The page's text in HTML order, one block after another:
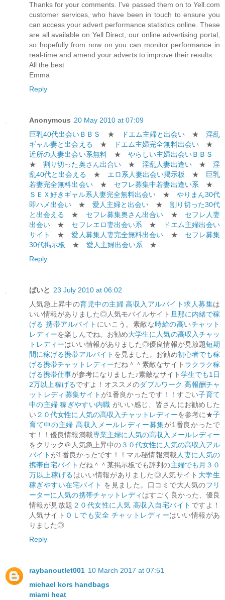
Thanks for your comments. I've passed them on to Yell.com
customer services, who have been in touch to ensure you
can access your advert performance statistics online. These
are all available on Yell Direct, our online advertising portal,
so hopefully from now on you can monitor performance in
real-time and amend your adverts to improve their results.
All the best
Emma
Reply
Anonymous 20 May 2010 at 07:09
巨乳40代出会いＢＢＳ
★ ドエム主婦と出会い ★ 淫乱
ギャル妻と出会える
★ ドエム主婦完全無料出会い★
近所の人妻出会い系無料★やらしい主婦出会いＢＢＳ
★割り切った奥さん出合い ★淫乱人妻出逢い★淫
乱40代と出会える
★ エロ系人妻出会い掲示板 ★ 巨乳
若妻完全無料出会い★ セフレ募集中若妻出逢い系 ★
ＳＥＸ好きギャル系人妻完全無料出会い ★ やりまん30代
即ハメ出会い ★ 愛人主婦と出会い ★ 割り切った30代
と出会える
★ セフレ募集奥さん出合い ★ セフレ人妻
出会い ★ セフレエロ妻出会い系 ★
ドエム主婦出会い
サイト
★愛人募集人妻完全無料出会い ★ セフレ募集
30代掲示板
★ 愛人主婦出会い系 ★
Reply
ばいと 23 July 2010 at 06:02
人気急上昇中の育児中の主婦 高収入アルバイト求人募集は
いい情報がありました◎人気モバイルサイト 旦那に内緒で稼
げる 携帯アルバイト にいこう。素敵な時給の高いチャット
レディーを楽しんでね。お勧め大学生に人気の高収入チャッ
トレディーはいい情報がありました◎優良情報が見放題短期
間に稼げる携帯アルバイト を見ました。お勧め初心者でも稼
げる携帯チャットレディーだね＾＾素敵なサイト ラクラク稼
げる携帯仕事が参考になりました♪素敵なサイト学生でも1日
2万以上稼げるですよ！オススメのダブルワーク 高報酬チャ
ットレディ募集サイト が1番良かったです！！すごい子育て
中の主婦 稼ぎやすい内職 がいい感じ、皆さんにお勧めした
い ２０代女性に人気の高収入チャットレディーを参考に★子
育て中の主婦 高収入メールレディー募集が1番良かったで
す！！優良情報満載専業主婦に人気の高収入メールレディー
をクリック＠人気急上昇中の３０代女性に人気の高収入アル
バイト が1番良かったです！！マル秘情報満載 人妻に人気の
携帯自宅バイト だね＾＾某掲示板でも評判の主婦でも月３０
万以上稼げる はいい情報がありました◎人気サイト 大学生
稼ぎやすい在宅バイト を見ました。口コミで大人気のフリ
ーターに人気の携帯チャットレディ はすごく良かった、優良
情報が見放題 ２０代女性に人気 高収入自宅バイト ですよ！
人気サイト ＯＬでも安全 チャットレディーはいい情報があ
りました◎
Reply
raybanoutlet001 10 March 2017 at 07:51
michael kors handbags
miami heat